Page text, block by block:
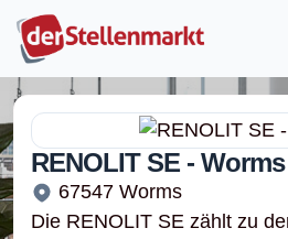
RENOLIT SE - Worms
67547 Worms
Die RENOLIT SE zählt zu